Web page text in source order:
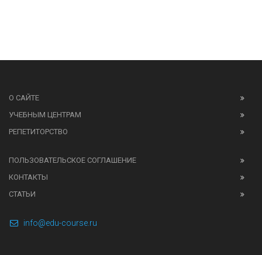
О САЙТЕ
УЧЕБНЫМ ЦЕНТРАМ
РЕПЕТИТОРСТВО
ПОЛЬЗОВАТЕЛЬСКОЕ СОГЛАШЕНИЕ
КОНТАКТЫ
СТАТЬИ
info@edu-course.ru